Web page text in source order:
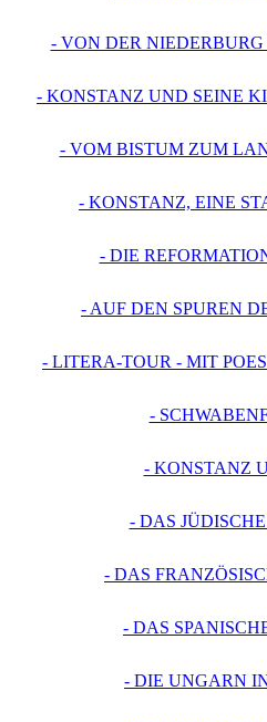
- VON DER
- KONSTANZ UND SEINE
- VOM BISTUM ZUM
- KONSTANZ, EINE
- DIE
- AUF DEN SPUREN
- LITERA-TOUR - MIT
-
- KONSTANZ
- DAS
- DAS
- DAS
- DIE UNGARN